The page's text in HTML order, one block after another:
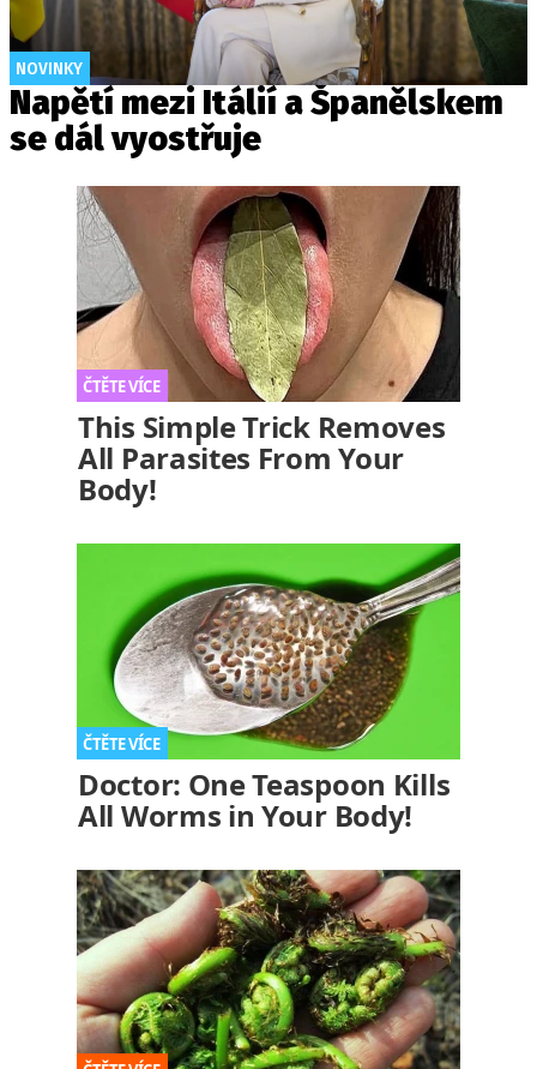
NOVINKY
Napětí mezi Itálií a Španělskem
se dál vyostřuje
This Simple Trick Removes
All Parasites From Your
Body!
Doctor: One Teaspoon Kills
All Worms in Your Body!